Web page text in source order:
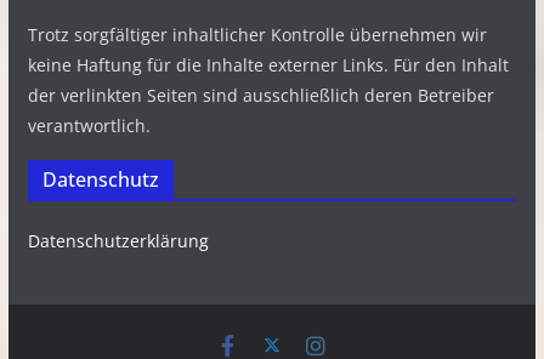
Trotz sorgfältiger inhaltlicher Kontrolle übernehmen wir
keine Haftung für die Inhalte externer Links. Für den Inhalt
der verlinkten Seiten sind ausschließlich deren Betreiber
verantwortlich.
Datenschutz
Datenschutzerklärung